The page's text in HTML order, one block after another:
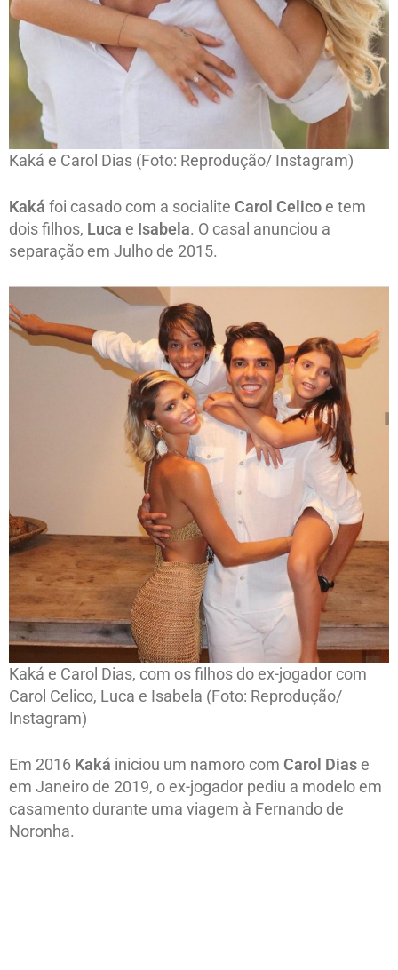
Kaká e Carol Dias (Foto: Reprodução/ Instagram)
Kaká foi casado com a socialite Carol Celicoe tem
dois filhos, Luca e Isabela. O casal anunciou a
separação em Julho de 2015.
Kaká e Carol Dias, com os filhos do ex-jogador com
Carol Celico, Luca e Isabela (Foto: Reprodução/
Instagram)
Em 2016 Kaká iniciou um namoro com Carol Diase
em Janeiro de 2019, o ex-jogador pediu a modelo em
casamento durante uma viagem à Fernando de
Noronha.